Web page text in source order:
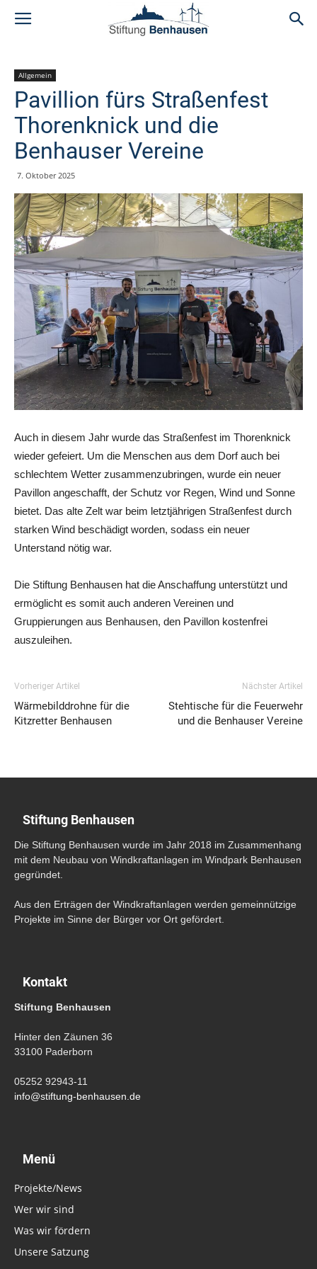
Allgemein
Pavillion fürs Straßenfest
Thorenknick und die
Benhauser Vereine
7. Oktober 2025
Auch in diesem Jahr wurde das Straßenfest im Thorenknick
wieder gefeiert. Um die Menschen aus dem Dorf auch bei
schlechtem Wetter zusammenzubringen, wurde ein neuer
Pavillon angeschafft, der Schutz vor Regen, Wind und Sonne
bietet. Das alte Zelt war beim letztjährigen Straßenfest durch
starken Wind beschädigt worden, sodass ein neuer
Unterstand nötig war.
Die Stiftung Benhausen hat die Anschaffung unterstützt und
ermöglicht es somit auch anderen Vereinen und
Gruppierungen aus Benhausen, den Pavillon kostenfrei
auszuleihen.
Vorheriger Artikel
Wärmebilddrohne für die
Kitzretter Benhausen
Nächster Artikel
Stehtische für die Feuerwehr
und die Benhauser Vereine
Stiftung Benhausen
Die Stiftung Benhausen wurde im Jahr 2018 im Zusammenhang
mit dem Neubau von Windkraftanlagen im Windpark Benhausen
gegründet.
Aus den Erträgen der Windkraftanlagen werden gemeinnützige
Projekte im Sinne der Bürger vor Ort gefördert.
Kontakt
Stiftung Benhausen
Hinter den Zäunen 36
33100 Paderborn
05252 92943-11
info@stiftung-benhausen.de
Menü
Projekte/News
Wer wir sind
Was wir fördern
Unsere Satzung